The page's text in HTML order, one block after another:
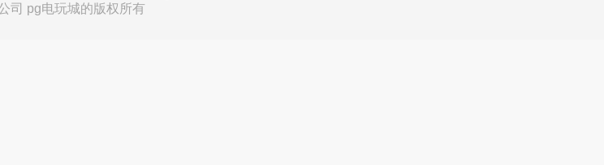
司 pg电玩城的版权所有